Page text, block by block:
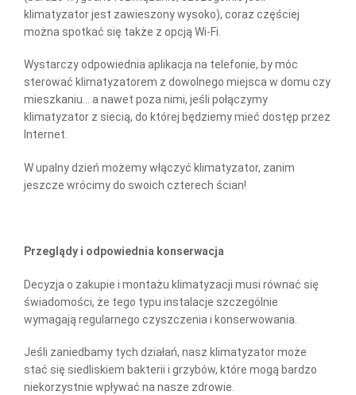
klimatyzator jest zawieszony wysoko), coraz częściej
można spotkać się także z opcją Wi-Fi.
Wystarczy odpowiednia aplikacja na telefonie, by móc
sterować klimatyzatorem z dowolnego miejsca w domu czy
mieszkaniu… a nawet poza nimi, jeśli połączymy
klimatyzator z siecią, do której będziemy mieć dostęp przez
Internet.
W upalny dzień możemy włączyć klimatyzator, zanim
jeszcze wrócimy do swoich czterech ścian!
Przeglądy i odpowiednia konserwacja
Decyzja o zakupie i montażu klimatyzacji musi równać się
świadomości, że tego typu instalacje szczególnie
wymagają regularnego czyszczenia i konserwowania.
Jeśli zaniedbamy tych działań, nasz klimatyzator może
stać się siedliskiem bakterii i grzybów, które mogą bardzo
niekorzystnie wpływać na nasze zdrowie.